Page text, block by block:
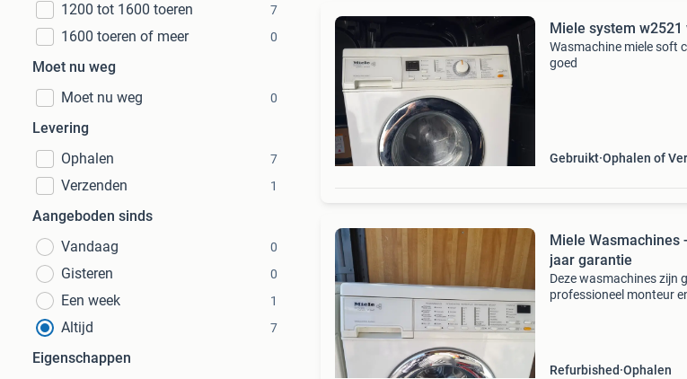
1200 tot 1600 toeren 7
1600 toeren of meer 0
Moet nu weg
Moet nu weg
0
Levering
Ophalen
7
Verzenden 1
Aangeboden sinds
Vandaag
0
Gisteren 0
Een week 1
Altijd 7
Eigenschappen
Miele system w2521
Wasmachine miele soft
goed
Gebruikt Ophalen of
Miele Wasmachines
jaar garantie
Deze wasmachines zijn
professioneel monteur
Refurbished Ophalen